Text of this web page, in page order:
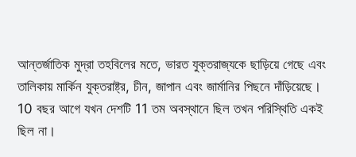
আন্তর্জাতিক মুদ্রা তহবিলের মতে, ভারত যুক্তরাজ্যকে ছাড়িয়ে গেছে এবং
তালিকায় মার্কিন যুক্তরাষ্ট্র, চীন, জাপান এবং জার্মানির পিছনে দাঁড়িয়েছে।
10 বছর আগে যখন দেশটি 11 তম অবস্থানে ছিল তখন পরিস্থিতি একই
ছিল না।